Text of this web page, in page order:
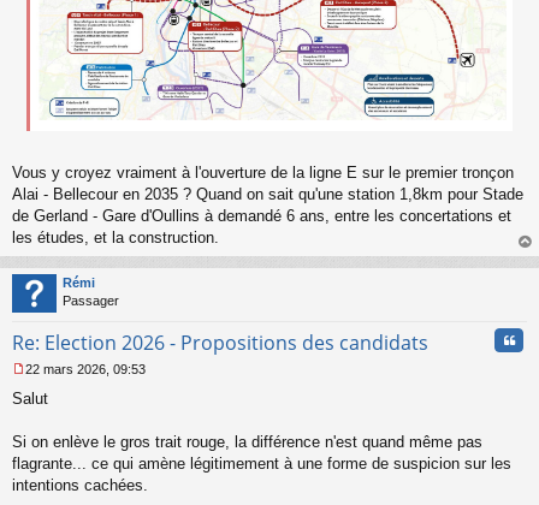
Vous y croyez vraiment à l'ouverture de la ligne E sur le premier tronçon
Alai - Bellecour en 2035 ? Quand on sait qu'une station 1,8km pour Stade
de Gerland - Gare d'Oullins à demandé 6 ans, entre les concertations et
les études, et la construction.
au
Rémi
Passager
Re: Election 2026 - Propositions des candidats
e
g
e
22 mars 2026, 09:53
Salut
Si on enlève le gros trait rouge, la différence n'est quand même pas
flagrante... ce qui amène légitimement à une forme de suspicion sur les
intentions cachées.